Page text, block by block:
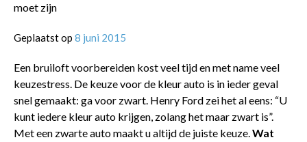
moet zijn
Geplaatst op 8 juni 2015
Een bruiloft voorbereiden kost veel tijd en met name veel
keuzestress. De keuze voor de kleur auto is in ieder geval
snel gemaakt: ga voor zwart. Henry Ford zei het al eens: “U
kunt iedere kleur auto krijgen, zolang het maar zwart is”.
Met een zwarte auto maakt u altijd de juiste keuze.Wat